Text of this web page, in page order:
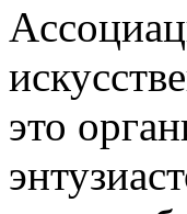
это